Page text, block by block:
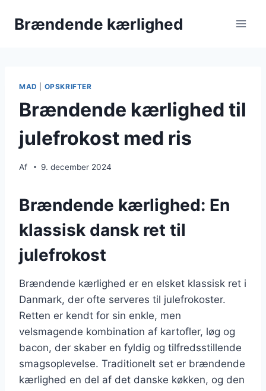
Brændende kærlighed
MAD OPSKRIFTER
Brændende kærlighed til
julefrokost med ris
Af 9. december 2024
Brændende kærlighed: En
klassisk dansk ret til
julefrokost
Brændende kærlighed er en elsket klassisk ret i
Danmark, der ofte serveres til julefrokoster.
Retten er kendt for sin enkle, men
velsmagende kombination af kartofler, løg og
bacon, der skaber en fyldig og tilfredsstillende
smagsoplevelse. Traditionelt set er brændende
kærlighed en del af det danske køkken, og den